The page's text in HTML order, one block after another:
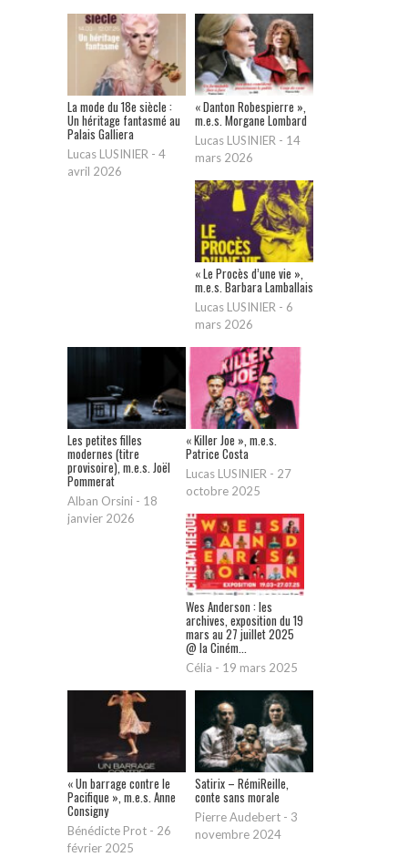
La mode du 18e siècle :
Un héritage fantasmé au
Palais Galliera
Lucas LUSINIER - 4
avril 2026
« Danton Robespierre »,
m.e.s. Morgane Lombard
Lucas LUSINIER - 14
mars 2026
« Le Procès d’une vie »,
m.e.s. Barbara Lamballais
Lucas LUSINIER - 6
mars 2026
Les petites filles
modernes (titre
provisoire), m.e.s. Joël
Pommerat
Alban Orsini - 18
janvier 2026
« Killer Joe », m.e.s.
Patrice Costa
Lucas LUSINIER - 27
octobre 2025
Wes Anderson : les
archives, exposition du 19
mars au 27 juillet 2025
@ la Ciném...
Célia - 19 mars 2025
« Un barrage contre le
Pacifique », m.e.s. Anne
Consigny
Bénédicte Prot - 26
février 2025
Satirix – RémiReille,
conte sans morale
Pierre Audebert - 3
novembre 2024